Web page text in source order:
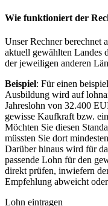
Wie funktioniert der
Unser Rechner berechnet
aktuell gewählten Landes
der jeweiligen anderen
Beispiel: Für einen
Ausbildung wird auf
Jahreslohn von 32.400
gewisse Kaufkraft bzw.
Möchten Sie diesen
müssten Sie dort
Darüber hinaus wird für
passende Lohn für den
direkt prüfen, inwiefern
Empfehlung abweicht
Lohn eintragen